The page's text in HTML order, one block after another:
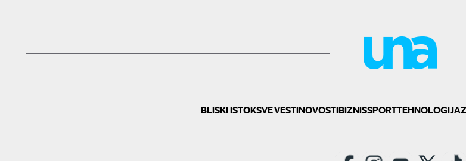
BLISKI ISTOKSVE VESTINOVOSTIBIZNISSPORTTEHNOLOGIJA